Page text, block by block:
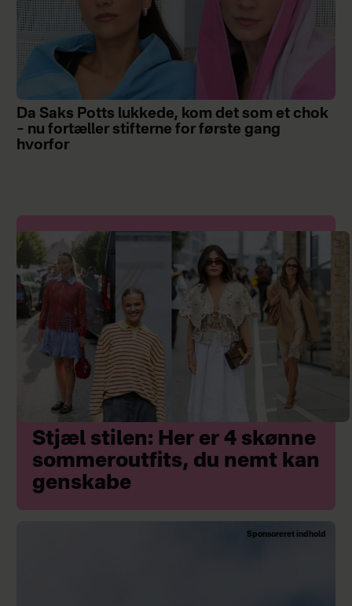
Da Saks Potts lukkede, kom det som et chok
– nu fortæller stifterne for første gang
hvorfor
Stjæl stilen: Her er 4 skønne
sommeroutfits, du nemt kan
genskabe
Sponsoreret indhold